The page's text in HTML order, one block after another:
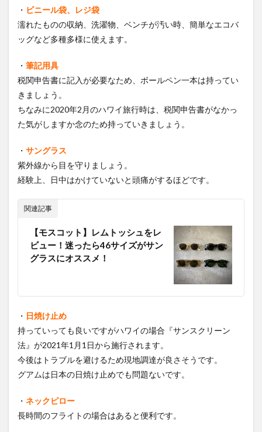
・ ビニール袋、レジ袋
濡れたものの収納、洗濯物、ベンチが汚い時、簡単なエコバ
ッグなど多種多様に使えます。
・ 筆記用具
税関申告書に記入が必要なため、ボールペン一本は持ってい
きましょう。
ちなみに2020年2月のハワイ旅行時は、税関申告書がなかっ
た気がしますか念のため持っていきましょう。
・ サングラス
紫外線から目を守りましょう。
経験上、日中はかけていないと頭痛がするほどです。
関連記事
【モスコット】レムトッシュをレ
ビュー！迷ったら46サイズがサン
グラスにオススメ！
・ 日焼け止め
持っていっても良いですがハワイの場合『サンスクリーン
法』が2021年1月1日から施行されます。
今後はトラブルを避けるため現地調達が良さそうです。
グアムは日本の日焼け止めでも問題ないです。
・ ネックピロー
長時間のフライトの場合はあると便利です。